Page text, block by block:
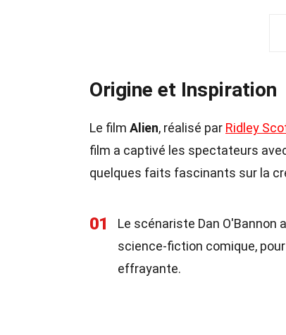
Origine et Inspiration
Le film Alien, réalisé par Ridley
film a captivé les spectateurs
quelques faits fascinants sur la
01
Le scénariste Dan O'Bannon
science-fiction comique,
effrayante.